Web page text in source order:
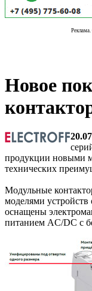
Новое
продукции новыми
технических
Модульные
моделями
оснащены
питанием AC/DC с